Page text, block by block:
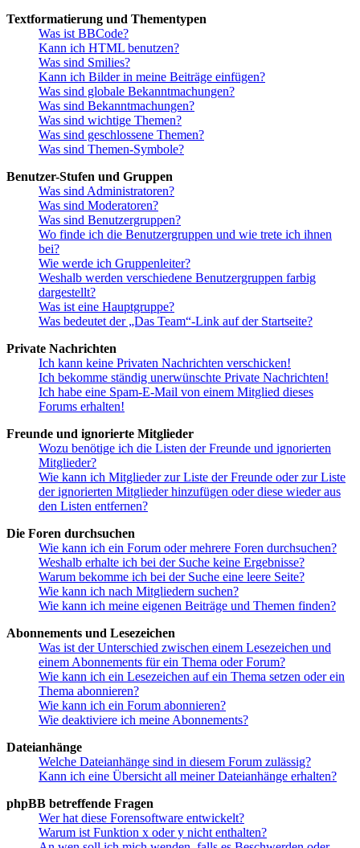
Textformatierung und Thementypen
Was ist BBCode?
Kann ich HTML benutzen?
Was sind Smilies?
Kann ich Bilder in meine Beiträge einfügen?
Was sind globale Bekanntmachungen?
Was sind Bekanntmachungen?
Was sind wichtige Themen?
Was sind geschlossene Themen?
Was sind Themen-Symbole?
Benutzer-Stufen und Gruppen
Was sind Administratoren?
Was sind Moderatoren?
Was sind Benutzergruppen?
Wo finde ich die Benutzergruppen und wie trete ich ihnen
bei?
Wie werde ich Gruppenleiter?
Weshalb werden verschiedene Benutzergruppen farbig
dargestellt?
Was ist eine Hauptgruppe?
Was bedeutet der „Das Team“-Link auf der Startseite?
Private Nachrichten
Ich kann keine Privaten Nachrichten verschicken!
Ich bekomme ständig unerwünschte Private Nachrichten!
Ich habe eine Spam-E-Mail von einem Mitglied dieses
Forums erhalten!
Freunde und ignorierte Mitglieder
Wozu benötige ich die Listen der Freunde und ignorierten
Mitglieder?
Wie kann ich Mitglieder zur Liste der Freunde oder zur Liste
der ignorierten Mitglieder hinzufügen oder diese wieder aus
den Listen entfernen?
Die Foren durchsuchen
Wie kann ich ein Forum oder mehrere Foren durchsuchen?
Weshalb erhalte ich bei der Suche keine Ergebnisse?
Warum bekomme ich bei der Suche eine leere Seite?
Wie kann ich nach Mitgliedern suchen?
Wie kann ich meine eigenen Beiträge und Themen finden?
Abonnements und Lesezeichen
Was ist der Unterschied zwischen einem Lesezeichen und
einem Abonnements für ein Thema oder Forum?
Wie kann ich ein Lesezeichen auf ein Thema setzen oder ein
Thema abonnieren?
Wie kann ich ein Forum abonnieren?
Wie deaktiviere ich meine Abonnements?
Dateianhänge
Welche Dateianhänge sind in diesem Forum zulässig?
Kann ich eine Übersicht all meiner Dateianhänge erhalten?
phpBB betreffende Fragen
Wer hat diese Forensoftware entwickelt?
Warum ist Funktion x oder y nicht enthalten?